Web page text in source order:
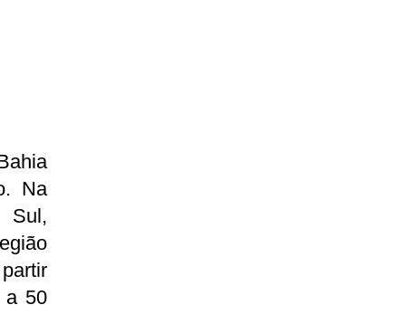
Na
Sul,
a 50